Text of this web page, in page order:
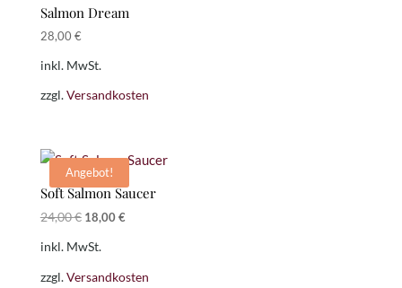
Salmon Dream
28,00 €
inkl. MwSt.
zzgl.Versandkosten
Angebot!
Soft Salmon Saucer
24,00€ Ursprünglicher
war:
24,00 €
18,00€Aktueller
18,00 €.
inkl. MwSt.
zzgl.Versandkosten